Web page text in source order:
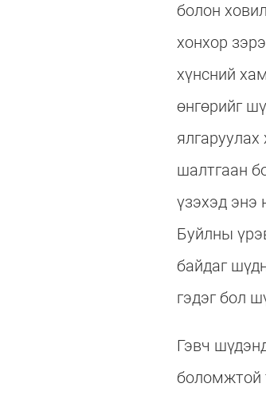
болон
хонхор
хүнсний
өнгөрийг
шалтгаан
үзэхэд энэ
Буйлны
байдаг
гэдэг бол
Гэвч
боломжтой